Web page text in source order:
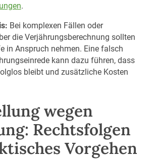
.
Bei komplexen Fällen oder
die Verjährungsberechnung sollten
in Anspruch nehmen. Eine falsch
kann dazu führen, dass
bleibt und zusätzliche Kosten
wegen
Rechtsfolgen
Vorgehen